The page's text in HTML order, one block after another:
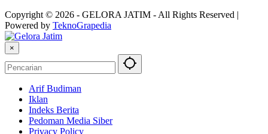
Copyright © 2026 - GELORA JATIM - All Rights Reserved |
Powered by TeknoGrapedia
×
Arif Budiman
Iklan
Indeks Berita
Pedoman Media Siber
Privacy Policy